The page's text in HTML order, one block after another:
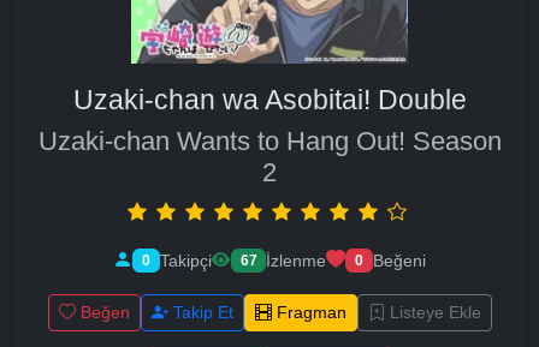
Uzaki-chan wa Asobitai! Double
Uzaki-chan Wants to Hang Out! Season
2
0 Takipçi 67 İzlenme 0 Beğeni
Beğen Takip Et Fragman Listeye Ekle